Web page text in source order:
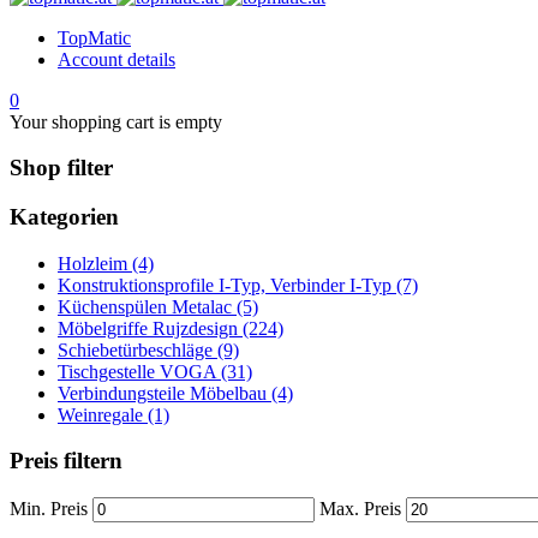
TopMatic
Account details
0
Your shopping cart is empty
Shop filter
Kategorien
Holzleim (4)
Konstruktionsprofile I-Typ, Verbinder I-Typ (7)
Küchenspülen Metalac (5)
Möbelgriffe Rujzdesign (224)
Schiebetürbeschläge (9)
Tischgestelle VOGA (31)
Verbindungsteile Möbelbau (4)
Weinregale (1)
Preis filtern
Min. Preis Max. Preis